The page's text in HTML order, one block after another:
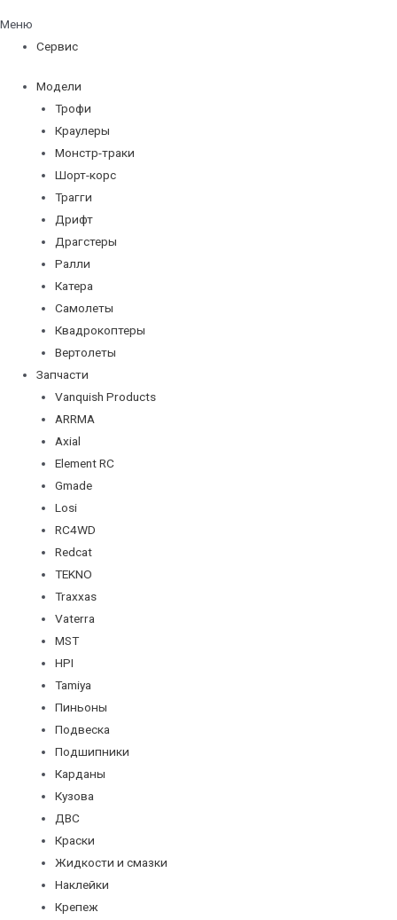
Меню
Сервис
Модели
Трофи
Краулеры
Монстр-траки
Шорт-корс
Трагги
Дрифт
Драгстеры
Ралли
Катера
Самолеты
Квадрокоптеры
Вертолеты
Запчасти
Vanquish Products
ARRMA
Axial
Element RC
Gmade
Losi
RC4WD
Redcat
TEKNO
Traxxas
Vaterra
MST
HPI
Tamiya
Пиньоны
Подвеска
Подшипники
Карданы
Кузова
ДВС
Краски
Жидкости и смазки
Наклейки
Крепеж